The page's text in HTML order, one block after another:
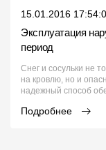
15.01.2016
Эксплуатация
период
Снег и сосульки не
на кровлю, но и
надежный способ
Подробнее